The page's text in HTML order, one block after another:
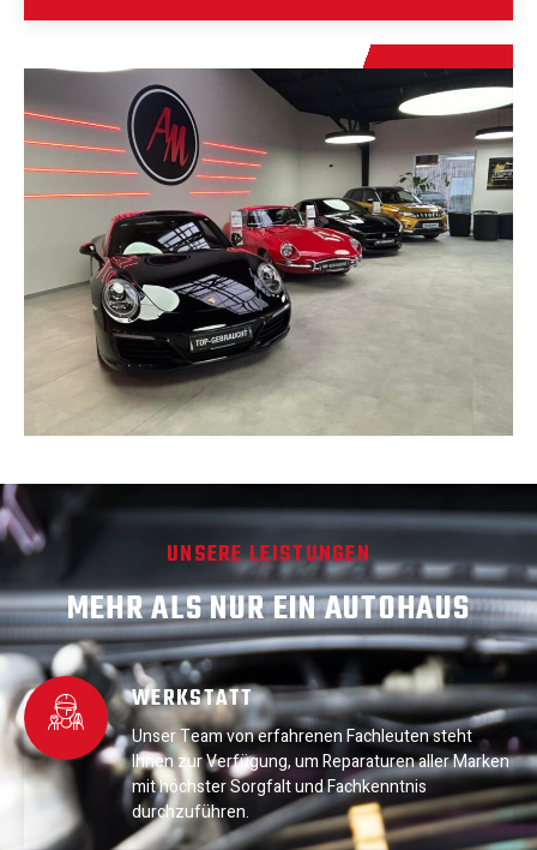
UNSERE LEISTUNGEN
MEHR ALS NUR EIN AUTOHAUS
WERKSTATT
Unser Team von erfahrenen Fachleuten steht
Ihnen zur Verfügung, um Reparaturen aller Marken
mit höchster Sorgfalt und Fachkenntnis
durchzuführen.